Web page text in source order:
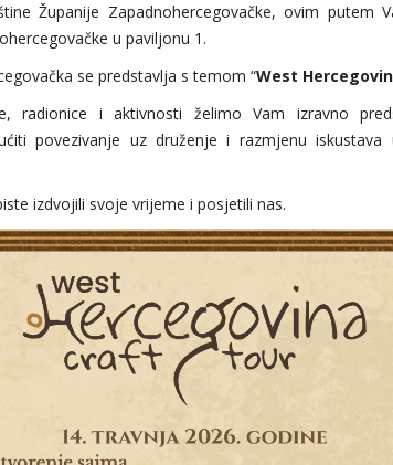
Županije Zapadnohercegovačke, ovim putem
u paviljonu 1.
se predstavlja s temom “West
radionice i aktivnosti želimo Vam izravno
povezivanje uz druženje i razmjenu
izdvojili svoje vrijeme i posjetili nas.